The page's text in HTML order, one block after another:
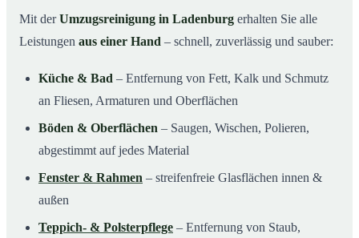
Mit derUmzugsreinigung in Ladenburg erhalten Sie alle
Leistungen aus einer Hand – schnell, zuverlässig und sauber:
Küche & Bad – Entfernung von Fett, Kalk und Schmutz
an Fliesen, Armaturen und Oberflächen
Böden & Oberflächen – Saugen, Wischen, Polieren,
abgestimmt auf jedes Material
Fenster & Rahmen – streifenfreie Glasflächen innen &
außen
Teppich- & Polsterpflege – Entfernung von Staub,